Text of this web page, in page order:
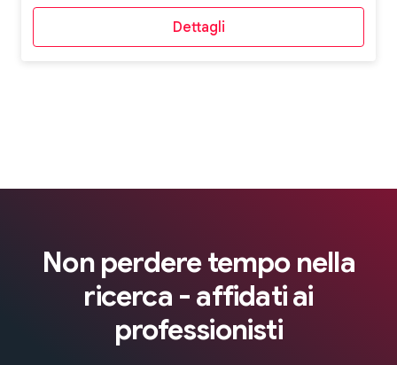
Dettagli
Non perdere tempo nella
ricerca - affidati ai
professionisti